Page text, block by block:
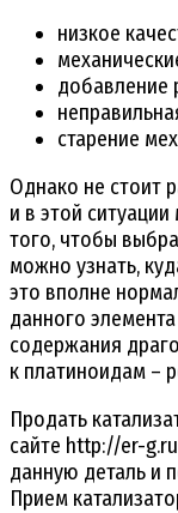
низкое
добавление
старение
Однако не стоит
и в этой
того, чтобы
можно узнать,
это вполне
данного
содержания
к платиноидам –
Продать
сайте http://er-
данную деталь и
Прием